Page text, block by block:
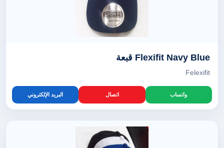
Flexifit Navy Blue قبعة
Felexifit
واتساب اتصال البريد الإلكتروني